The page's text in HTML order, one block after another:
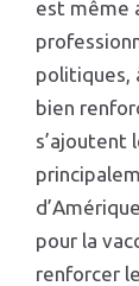
est même
politiques,
bien
s’ajoutent
pour la
renforcer